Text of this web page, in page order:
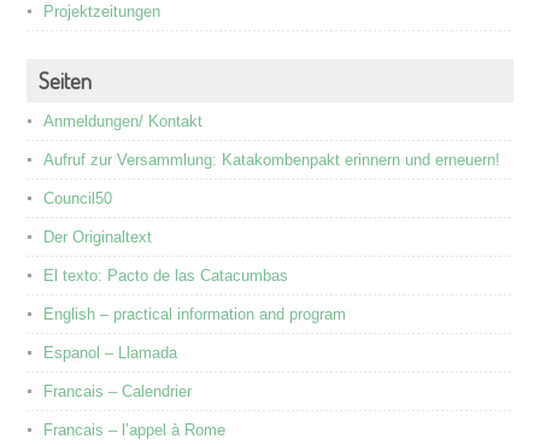
Projektzeitungen
Seiten
Anmeldungen/ Kontakt
Aufruf zur Versammlung: Katakombenpakt erinnern und erneuern!
Council50
Der Originaltext
El texto: Pacto de las Catacumbas
English – practical information and program
Espanol – Llamada
Francais – Calendrier
Francais – l’appel à Rome